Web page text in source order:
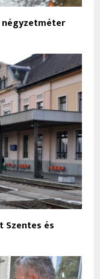
Szentes és